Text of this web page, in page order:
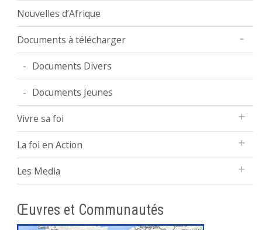
Nouvelles d’Afrique
Documents à télécharger
Documents Divers
Documents Jeunes
Vivre sa foi
La foi en Action
Les Media
Œuvres et Communautés